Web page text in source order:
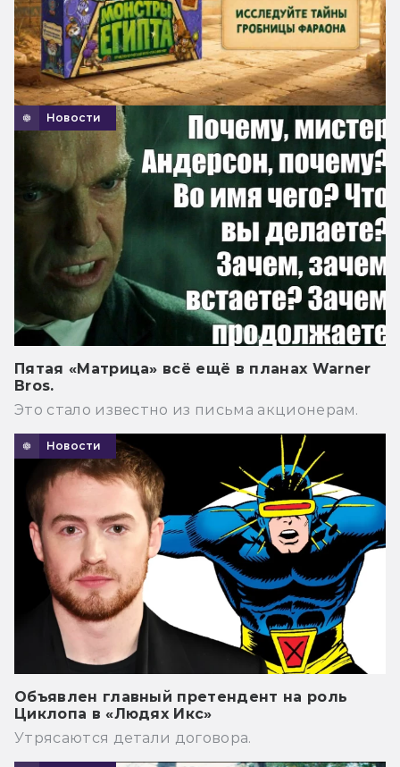
Новости
Пятая «Матрица» всё ещё в планах Warner
Bros.
Это стало известно из письма акционерам.
Новости
Объявлен главный претендент на роль
Циклопа в «Людях Икс»
Утрясаются детали договора.